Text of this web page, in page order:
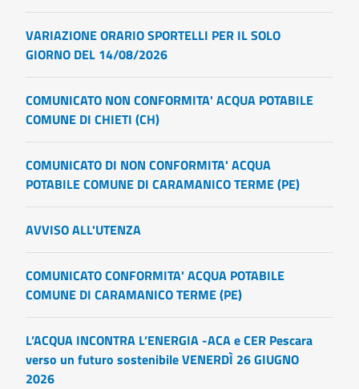
VARIAZIONE ORARIO SPORTELLI PER IL SOLO
GIORNO DEL 14/08/2026
COMUNICATO NON CONFORMITA' ACQUA POTABILE
COMUNE DI CHIETI (CH)
COMUNICATO DI NON CONFORMITA' ACQUA
POTABILE COMUNE DI CARAMANICO TERME (PE)
AVVISO ALL'UTENZA
COMUNICATO CONFORMITA' ACQUA POTABILE
COMUNE DI CARAMANICO TERME (PE)
L’ACQUA INCONTRA L’ENERGIA -ACA e CER Pescara
verso un futuro sostenibile VENERDÌ 26 GIUGNO
2026